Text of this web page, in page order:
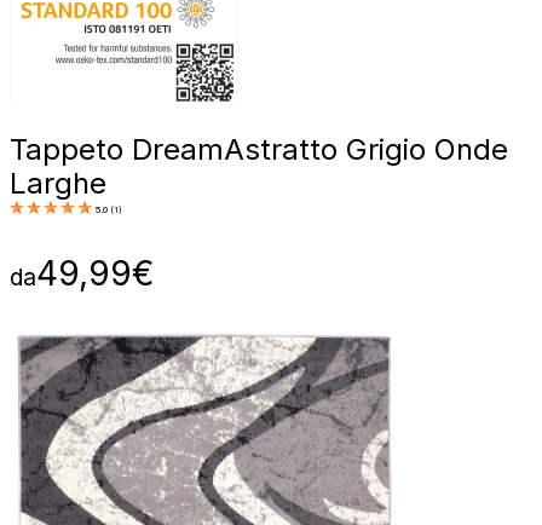
Tappeto DreamAstratto Grigio Onde
Larghe
5.0 (1 )
da49,99€